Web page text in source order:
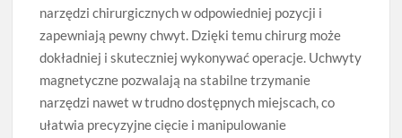
narzędzi chirurgicznych w odpowiedniej pozycji i
zapewniają pewny chwyt. Dzięki temu chirurg może
dokładniej i skuteczniej wykonywać operacje. Uchwyty
magnetyczne pozwalają na stabilne trzymanie
narzędzi nawet w trudno dostępnych miejscach, co
ułatwia precyzyjne cięcie i manipulowanie